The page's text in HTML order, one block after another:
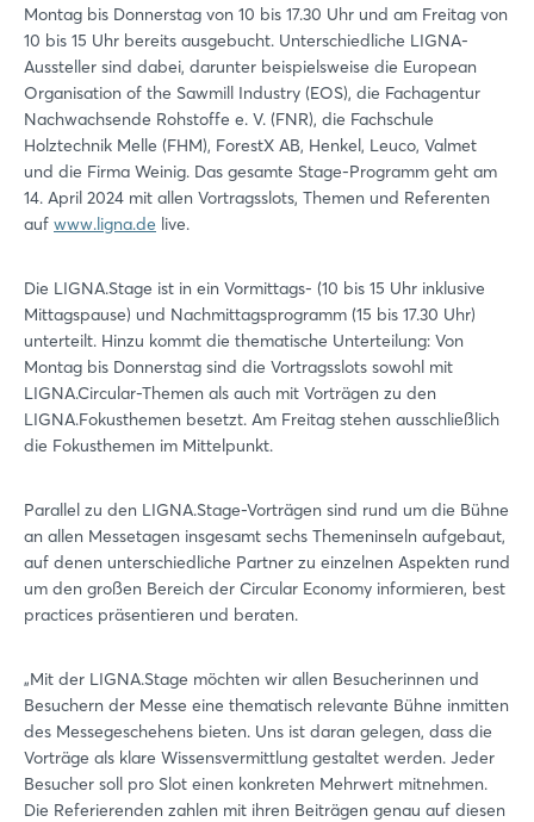
Montag bis Donnerstag von 10 bis 17.30 Uhr und am Freitag von
10 bis 15 Uhr bereits ausgebucht. Unterschiedliche LIGNA-
Aussteller sind dabei, darunter beispielsweise die European
Organisation of the Sawmill Industry (EOS), die Fachagentur
Nachwachsende Rohstoffe e. V. (FNR), die Fachschule
Holztechnik Melle (FHM), ForestX AB, Henkel, Leuco, Valmet
und die Firma Weinig. Das gesamte Stage-Programm geht am
14. April 2024 mit allen Vortragsslots, Themen und Referenten
auf www.ligna.de live.
Die LIGNA.Stage ist in ein Vormittags- (10 bis 15 Uhr inklusive
Mittagspause) und Nachmittagsprogramm (15 bis 17.30 Uhr)
unterteilt. Hinzu kommt die thematische Unterteilung: Von
Montag bis Donnerstag sind die Vortragsslots sowohl mit
LIGNA.Circular-Themen als auch mit Vorträgen zu den
LIGNA.Fokusthemen besetzt. Am Freitag stehen ausschließlich
die Fokusthemen im Mittelpunkt.
Parallel zu den LIGNA.Stage-Vorträgen sind rund um die Bühne
an allen Messetagen insgesamt sechs Themeninseln aufgebaut,
auf denen unterschiedliche Partner zu einzelnen Aspekten rund
um den großen Bereich der Circular Economy informieren, best
practices präsentieren und beraten.
„Mit der LIGNA.Stage möchten wir allen Besucherinnen und
Besuchern der Messe eine thematisch relevante Bühne inmitten
des Messegeschehens bieten. Uns ist daran gelegen, dass die
Vorträge als klare Wissensvermittlung gestaltet werden. Jeder
Besucher soll pro Slot einen konkreten Mehrwert mitnehmen.
Die Referierenden zahlen mit ihren Beiträgen genau auf diesen